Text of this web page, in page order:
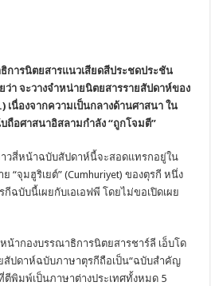
การนิตยสารแนวเสียดสีประชดประชัน
ยว่า จะวางจำหน่ายนิตยสารรายสัปดาห์ของ
เนื่องจากความเป็นกลางด้านศาสนา ใน
ถือศาสนาอิสลามกำลัง “ถูกโจมตี”
าวสี่หน้าฉบับสัปดาห์นี้จะสอดแทรกอยู่ใน
“จุมฮูริเยต์” (Cumhuriyet) ของตุรกี หนึ่ง
ฉบับนี้เผยกับเอเอฟพี โดยไม่ขอเปิดเผย
น้ากองบรรณาธิการนิตยสารชาร์ลี เอ็บโด
สัปดาห์ฉบับภาษาตุรกีถือเป็น“ฉบับสำคัญ
ตีพิมพ์เป็นภาษาต่างประเทศทั้งหมด 5